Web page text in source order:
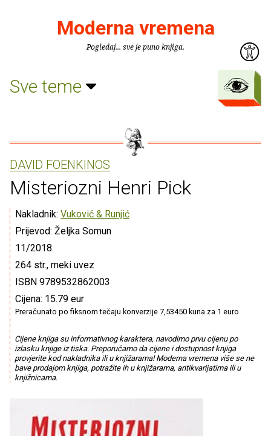
Moderna vremena
Pogledaj... sve je puno knjiga.
Sve teme
DAVID FOENKINOS
Misteriozni Henri Pick
Nakladnik: Vuković & Runjić
Prijevod: Željka Somun
11/2018.
264 str., meki uvez
ISBN 9789532862003
Cijena: 15.79 eur
Preračunato po fiksnom tečaju konverzije 7,53450 kuna za 1 euro
Cijene knjiga su informativnog karaktera, navodimo prvu cijenu po
izlasku knjige iz tiska. Preporučamo da cijene i dostupnost knjiga
provjerite kod nakladnika ili u knjižarama! Moderna vremena više se ne
bave prodajom knjiga, potražite ih u knjižarama, antikvarijatima ili u
knjižnicama.